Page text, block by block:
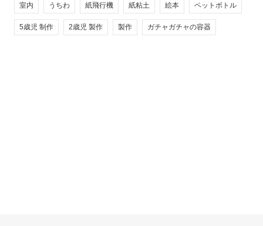
室内 うちわ 紙飛行機 紙粘土 絵本 ペットボトル
5歳児 制作 2歳児 製作 製作 ガチャガチャの容器